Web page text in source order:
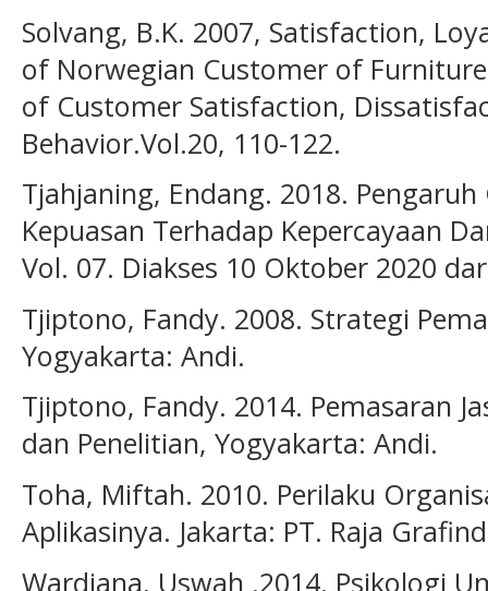
Solvang, B.K. 2007, Satisfaction,
of Norwegian Customer of
of Customer Satisfaction,
Behavior.Vol.20, 110-122.
Tjahjaning, Endang. 2018.
Kepuasan Terhadap Kepercayaan
Vol. 07. Diakses 10 Oktober 2020
Tjiptono, Fandy. 2008. Strategi
Yogyakarta: Andi.
Tjiptono, Fandy. 2014. Pemasaran
dan Penelitian, Yogyakarta: Andi.
Toha, Miftah. 2010. Perilaku
Aplikasinya. Jakarta: PT. Raja
Wardiana, Uswah .2014. Psikologi